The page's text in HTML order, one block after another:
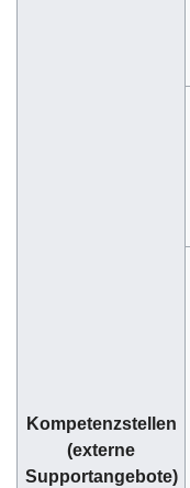
Kompetenzstellen
(externe
Supportangebote)